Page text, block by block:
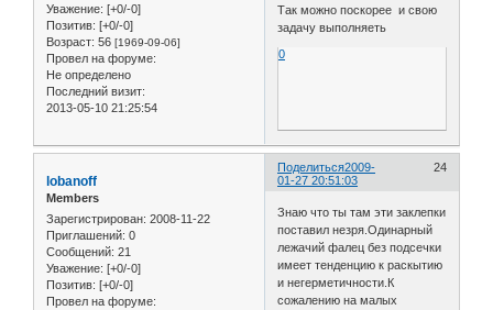
Уважение: [+0/-0]
Позитив: [+0/-0]
Возраст: 56 [1969-09-06]
Провел на форуме:
Не определено
Последний визит:
2013-05-10 21:25:54
Tак можно поскорее и свою
задачу выполняеть
0
Поделиться 24
2009-
01-27 20:51:03
lobanoff
Members
Зарегистрирован: 2008-11-22
Приглашений: 0
Сообщений: 21
Уважение: [+0/-0]
Позитив: [+0/-0]
Провел на форуме:
Знаю что ты там эти заклепки
поставил незря.Одинарный
лежачий фалец без подсечки
имеет тенденцию к раскытию
и негерметичности.К
сожалению на малых